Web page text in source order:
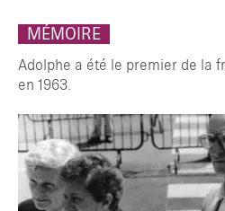
MÉMOIRE
Adolphe a été le premier de la
en 1963.